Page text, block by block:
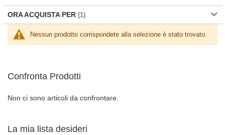
Nessun prodotto corrispondete alla selezione è stato trovato.
ORA ACQUISTA PER
Confronta Prodotti
Non ci sono articoli da confrontare.
La mia lista desideri